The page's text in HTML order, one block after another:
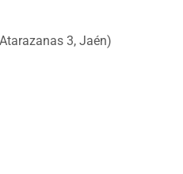
3, Jaén)